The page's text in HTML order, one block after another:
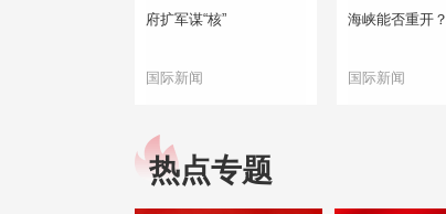
府扩军谋“核”
国际新闻
海峡能否重开？
国际新闻
热点专题